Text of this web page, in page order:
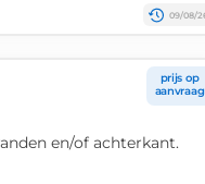
09/08/
prijs op
aanvraag
en/of achterkant.